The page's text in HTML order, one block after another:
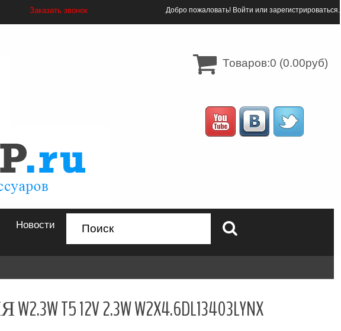
Заказать звонок Добро пожаловать! Войти или зарегистрироваться.
Товаров:0 (0.00руб)
Новости
12V 2.3W W2X4.6DL13403LYNX